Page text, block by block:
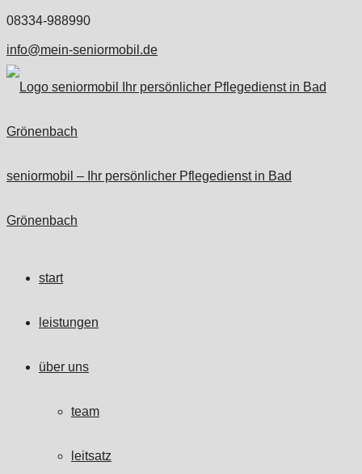
08334-988990
info@mein-seniormobil.de
seniormobil – Ihr persönlicher Pflegedienst in Bad
Grönenbach
start
leistungen
über uns
team
leitsatz